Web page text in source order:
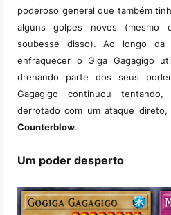
poderoso general que também
alguns golpes novos (mesmo
soubesse disso). Ao longo
enfraquecer o Giga Gagagigo
drenando parte dos seus
Gagagigo continuou
derrotado com um ataque
Counterblow.
Um poder desperto